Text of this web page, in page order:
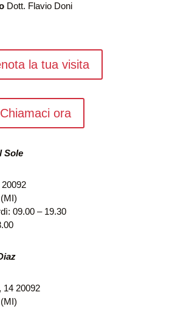
Dott. Flavio Doni
la tua visita
Chiamaci ora
Sole
09.00 – 19.30
14 20092